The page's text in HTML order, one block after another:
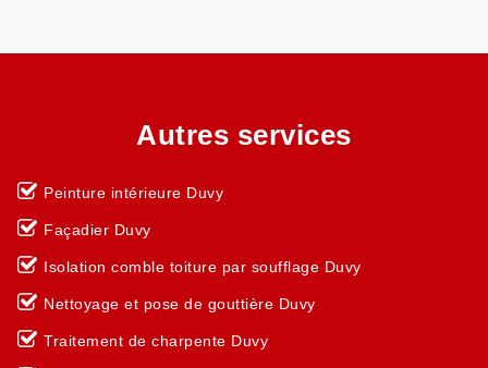
Autres services
Peinture intérieure Duvy
Façadier Duvy
Isolation comble toiture par soufflage Duvy
Nettoyage et pose de gouttière Duvy
Traitement de charpente Duvy